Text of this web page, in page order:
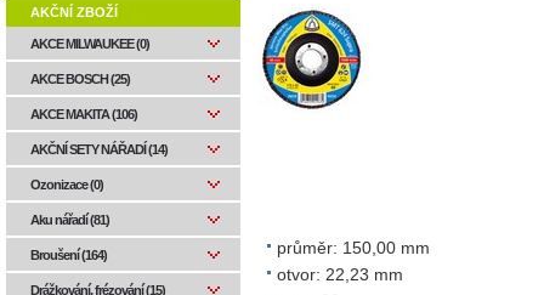
průměr: 150,00 mm
otvor: 22,23 mm
AKČNÍ ZBOŽÍ
AKCE MILWAUKEE (0)
AKCE BOSCH (25)
AKCE MAKITA (106)
AKČNÍ SETY NÁŘADÍ (14)
Ozonizace (0)
Aku nářadí (81)
Broušení (164)
Drážkování, frézování (15)